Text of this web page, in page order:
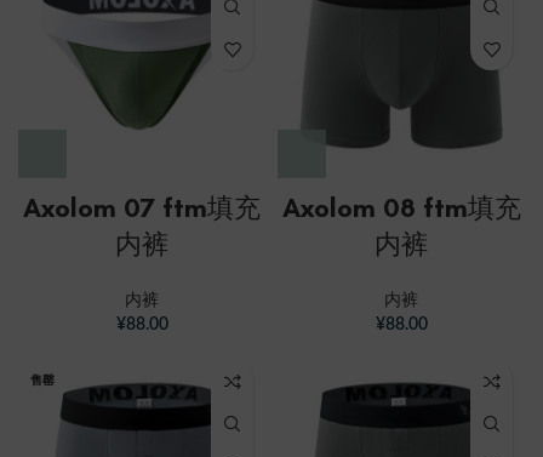
Axolom 07 ftm填充
内裤
内裤
¥88.00
Axolom 08 ftm填充
内裤
内裤
¥88.00
售罄